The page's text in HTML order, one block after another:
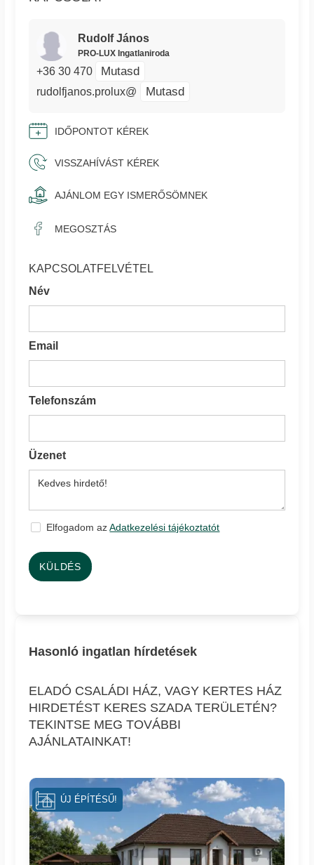
Rudolf János
PRO-LUX Ingatlaniroda
+36 30 470 Mutasd
rudolfjanos.prolux@ Mutasd
IDŐPONTOT KÉREK
VISSZAHÍVÁST KÉREK
AJÁNLOM EGY ISMERŐSÖMNEK
MEGOSZTÁS
KAPCSOLATFELVÉTEL
Név
Email
Telefonszám
Üzenet
Elfogadom azAdatkezelési tájékoztatót
KÜLDÉS
Hasonló ingatlan hírdetések
ELADÓ CSALÁDI HÁZ, VAGY KERTES HÁZ
HIRDETÉST KERES SZADA TERÜLETÉN?
TEKINTSE MEG TOVÁBBI
AJÁNLATAINKAT!
ÚJ ÉPÍTÉSŰ!